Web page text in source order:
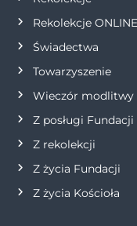
u
Rekolekcje ONLINE
Świadectwa
Towarzyszenie
Wieczór modlitwy
Z posługi
Z rekolekcji
Z życia Fundacji
Z życia Kościoła